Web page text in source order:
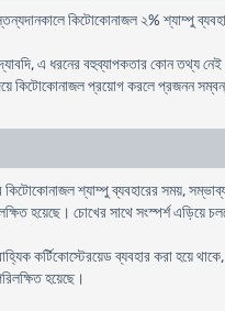
কিটোকোনাজল ২% শ্যাম্পু
এ ধরনের বহুব্যাপকতার কোন তথ্য
দিয়ে কিটোকোনাজল প্রয়োগ করলে প্রজনন
কিটোকোনাজল শ্যাম্পু ব্যবহারের সময়,
হয়েছে। চোখের সাথে সংস্পর্শ এড়িয়ে
কর্টিকোস্টেরয়েড ব্যবহার করা
হয়েছে।